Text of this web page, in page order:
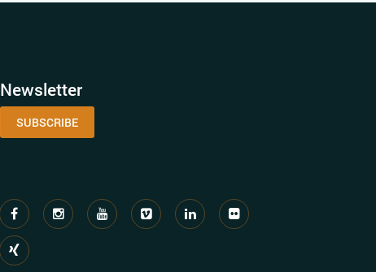
Newsletter
SUBSCRIBE